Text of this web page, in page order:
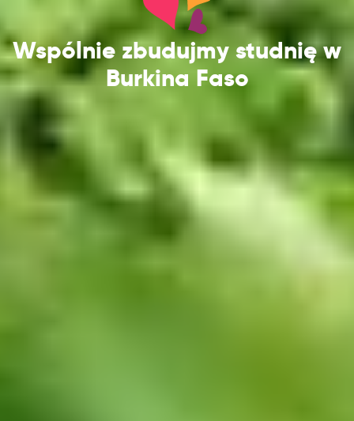
Wspólnie zbudujmy studnię w
Burkina Faso